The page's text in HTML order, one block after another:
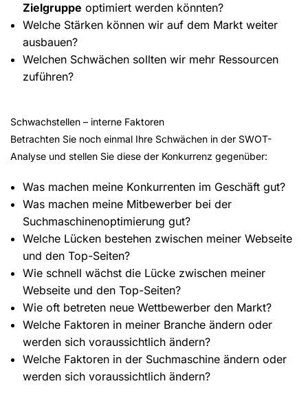
Zielgruppe optimiert werden könnten?
Welche Stärken können wir auf dem Markt weiter
ausbauen?
Welchen Schwächen sollten wir mehr Ressourcen
zuführen?
Schwachstellen – interne Faktoren
Betrachten Sie noch einmal Ihre Schwächen in der SWOT-
Analyse und stellen Sie diese der Konkurrenz gegenüber:
Was machen meine Konkurrenten im Geschäft gut?
Was machen meine Mitbewerber bei der
Suchmaschinenoptimierung gut?
Welche Lücken bestehen zwischen meiner Webseite
und den Top-Seiten?
Wie schnell wächst die Lücke zwischen meiner
Webseite und den Top-Seiten?
Wie oft betreten neue Wettbewerber den Markt?
Welche Faktoren in meiner Branche ändern oder
werden sich voraussichtlich ändern?
Welche Faktoren in der Suchmaschine ändern oder
werden sich voraussichtlich ändern?